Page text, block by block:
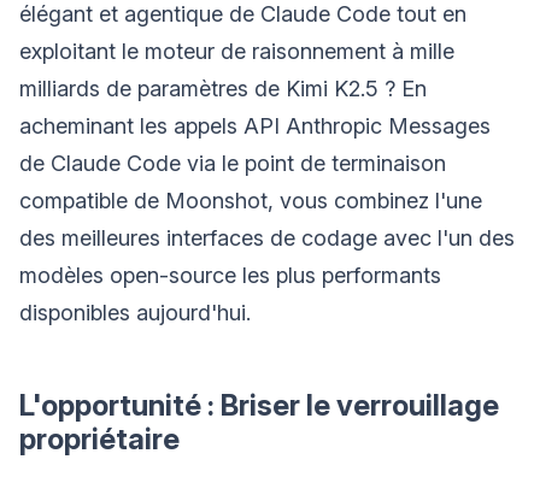
élégant et agentique de Claude Code tout en
exploitant le moteur de raisonnement à mille
milliards de paramètres de Kimi K2.5 ? En
acheminant les appels API Anthropic Messages
de Claude Code via le point de terminaison
compatible de Moonshot, vous combinez l'une
des meilleures interfaces de codage avec l'un des
modèles open-source les plus performants
disponibles aujourd'hui.
L'opportunité : Briser le verrouillage
propriétaire